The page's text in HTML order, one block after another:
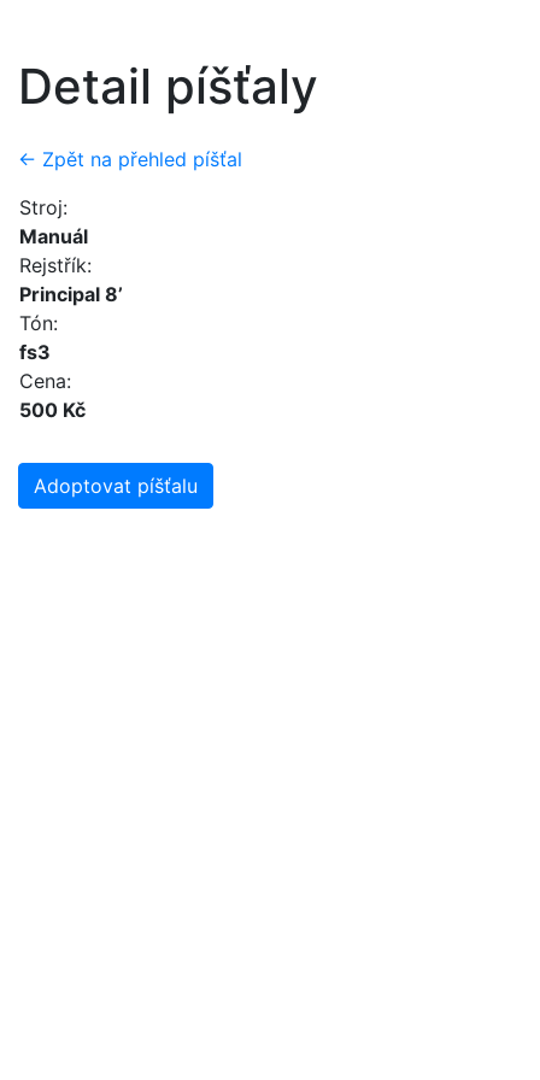
Detail píšťaly
← Zpět na přehled píšťal
Stroj:
Manuál
Rejstřík:
Principal 8’
Tón:
fs3
Cena:
500 Kč
Adoptovat píšťalu